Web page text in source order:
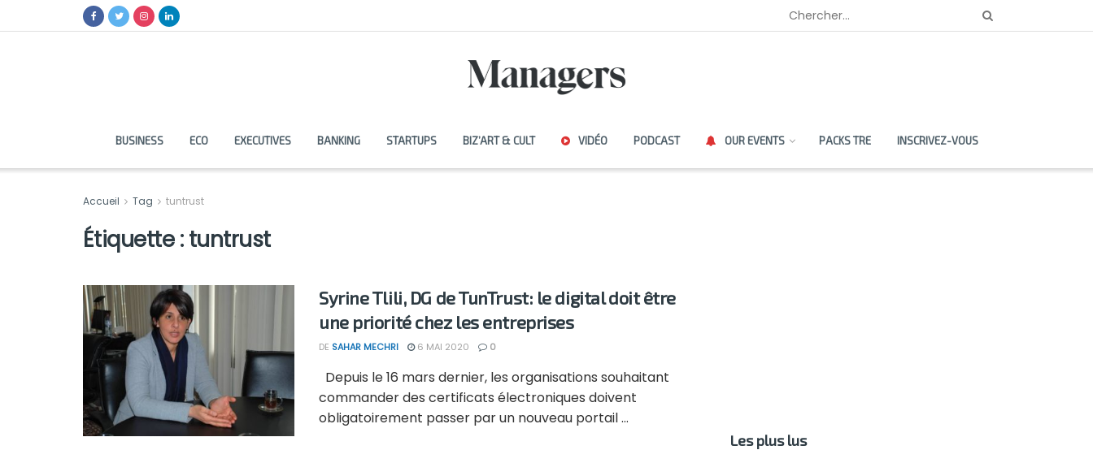
BUSINESS ECO EXECUTIVES BANKING STARTUPS BIZ’ART & CULT VIDÉO PODCAST OUR EVENTS PACKS TRE INSCRIVEZ-VOUS
Accueil Tag tuntrust
Étiquette :tuntrust
Syrine Tlili, DG de TunTrust: le digital doit être
une priorité chez les entreprises
DE SAHAR MECHRI 6 MAI 2020 0
Depuis le 16 mars dernier, les organisations souhaitant
commander des certificats électroniques doivent
obligatoirement passer par un nouveau portail ...
Les plus lus